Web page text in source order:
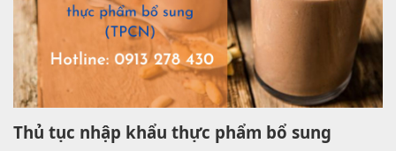
Thủ tục nhập khẩu thực phẩm bổ sung